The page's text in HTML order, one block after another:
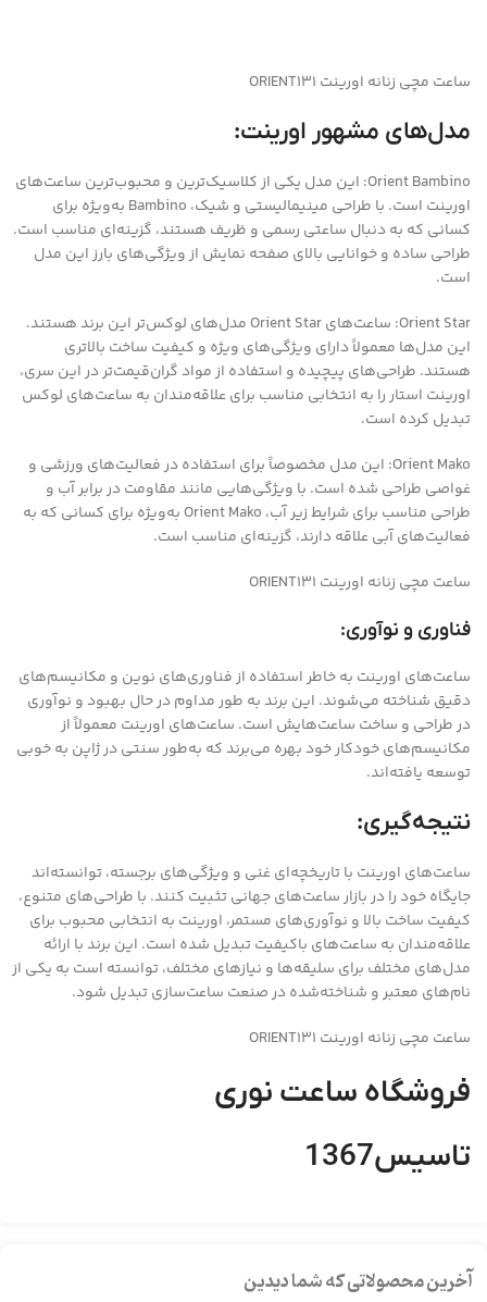
ساعت مچی زنانه اورینت ORIENT131
مدل‌های مشهور اورینت:
Orient Bambino: این مدل یکی از کلاسیک‌ترین و محبوب‌ترین ساعت‌های
اورینت است. با طراحی مینیمالیستی و شیک، Bambino به‌ویژه برای
کسانی که به دنبال ساعتی رسمی و ظریف هستند، گزینه‌ای مناسب است.
طراحی ساده و خوانایی بالای صفحه نمایش از ویژگی‌های بارز این مدل
است.
Orient Star: ساعت‌های Orient Star مدل‌های لوکس‌تر این برند هستند.
این مدل‌ها معمولاً دارای ویژگی‌های ویژه و کیفیت ساخت بالاتری
هستند. طراحی‌های پیچیده و استفاده از مواد گران‌قیمت‌تر در این سری،
اورینت استار را به انتخابی مناسب برای علاقه‌مندان به ساعت‌های لوکس
تبدیل کرده است.
Orient Mako: این مدل مخصوصاً برای استفاده در فعالیت‌های ورزشی و
غواصی طراحی شده است. با ویژگی‌هایی مانند مقاومت در برابر آب و
طراحی مناسب برای شرایط زیر آب، Orient Mako به‌ویژه برای کسانی که به
فعالیت‌های آبی علاقه دارند، گزینه‌ای مناسب است.
ساعت مچی زنانه اورینت ORIENT131
فناوری و نوآوری:
ساعت‌های اورینت به خاطر استفاده از فناوری‌های نوین و مکانیسم‌های
دقیق شناخته می‌شوند. این برند به طور مداوم در حال بهبود و نوآوری
در طراحی و ساخت ساعت‌هایش است. ساعت‌های اورینت معمولاً از
مکانیسم‌های خودکار خود بهره می‌برند که به‌طور سنتی در ژاپن به خوبی
توسعه یافته‌اند.
نتیجه‌گیری:
ساعت‌های اورینت با تاریخچه‌ای غنی و ویژگی‌های برجسته، توانسته‌اند
جایگاه خود را در بازار ساعت‌های جهانی تثبیت کنند. با طراحی‌های متنوع،
کیفیت ساخت بالا و نوآوری‌های مستمر، اورینت به انتخابی محبوب برای
علاقه‌مندان به ساعت‌های باکیفیت تبدیل شده است. این برند با ارائه
مدل‌های مختلف برای سلیقه‌ها و نیازهای مختلف، توانسته است به یکی از
نام‌های معتبر و شناخته‌شده در صنعت ساعت‌سازی تبدیل شود.
ساعت مچی زنانه اورینت ORIENT131
فروشگاه ساعت نوری
تاسیس1367
آخرین محصولاتی که شما دیدین